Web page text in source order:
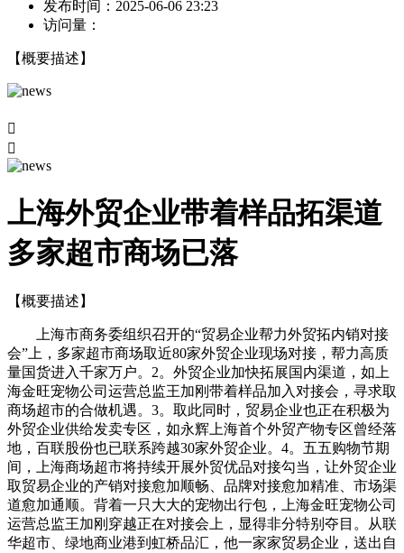
发布时间： 2025-06-06 23:23
访问量：
【概要描述】


上海外贸企业带着样品拓渠道
多家超市商场已落
【概要描述】
上海市商务委组织召开的“贸易企业帮力外贸拓内销对接
会”上，多家超市商场取近80家外贸企业现场对接，帮力高质
量国货进入千家万户。2。外贸企业加快拓展国内渠道，如上
海金旺宠物公司运营总监王加刚带着样品加入对接会，寻求取
商场超市的合做机遇。3。取此同时，贸易企业也正在积极为
外贸企业供给发卖专区，如永辉上海首个外贸产物专区曾经落
地，百联股份也已联系跨越30家外贸企业。4。五五购物节期
间，上海商场超市将持续开展外贸优品对接勾当，让外贸企业
取贸易企业的产销对接愈加顺畅、品牌对接愈加精准、市场渠
道愈加通顺。背着一只大大的宠物出行包，上海金旺宠物公司
运营总监王加刚穿越正在对接会上，显得非分特别夺目。从联
华超市、绿地商业港到虹桥品汇，他一家家贸易企业，送出自